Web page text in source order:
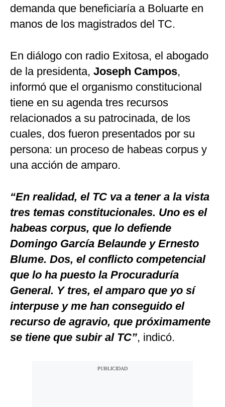
demanda que beneficiaría a Boluarte en
manos de los magistrados del TC.
En diálogo con radio Exitosa, el abogado
de la presidenta, Joseph Campos,
informó que el organismo constitucional
tiene en su agenda tres recursos
relacionados a su patrocinada, de los
cuales, dos fueron presentados por su
persona: un proceso de habeas corpus y
una acción de amparo.
“En realidad, el TC va a tener a la vista
tres temas constitucionales. Uno es el
habeas corpus, que lo defiende
Domingo García Belaunde y Ernesto
Blume. Dos, el conflicto competencial
que lo ha puesto la Procuraduría
General. Y tres, el amparo que yo sí
interpuse y me han conseguido el
recurso de agravio, que próximamente
se tiene que subir al TC”, indicó.